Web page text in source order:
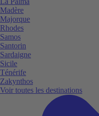
Madère
Majorque
Rhodes
Samos
Santorin
Sardaigne
Sicile
Ténérife
Zakynthos
Voir toutes les destinations